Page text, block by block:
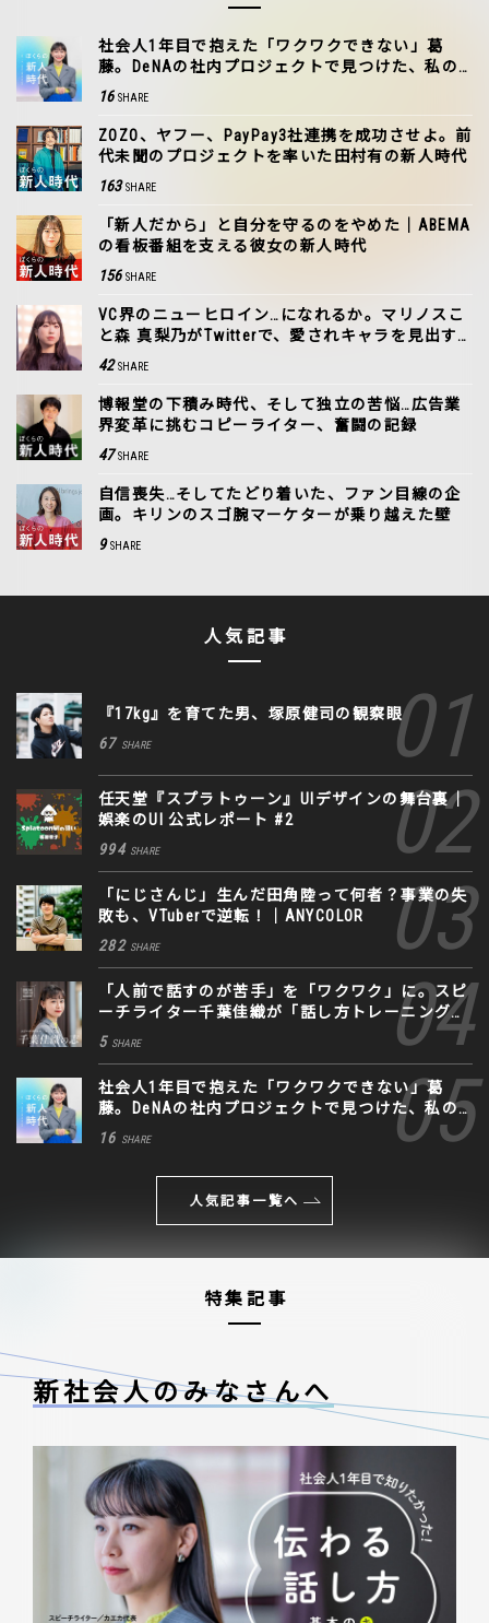
社会人1年目で抱えた「ワクワクできない」葛
藤。DeNAの社内プロジェクトで見つけた、私の
生きる道
16 SHARE
ZOZO、ヤフー、PayPay3社連携を成功させよ。前
代未聞のプロジェクトを率いた田村有の新人時代
163 SHARE
「新人だから」と自分を守るのをやめた｜ABEMA
の看板番組を支える彼女の新人時代
156 SHARE
VC界のニューヒロイン…になれるか。マリノスこ
と森 真梨乃がTwitterで、愛されキャラを見出す
まで
42 SHARE
博報堂の下積み時代、そして独立の苦悩…広告業
界変革に挑むコピーライター、奮闘の記録
47 SHARE
自信喪失…そしてたどり着いた、ファン目線の企
画。キリンのスゴ腕マーケターが乗り越えた壁
9 SHARE
人気記事
『17kg』を育てた男、塚原健司の観察眼
67 SHARE
任天堂『スプラトゥーン』UIデザインの舞台裏｜
娯楽のUI 公式レポート #2
994 SHARE
「にじさんじ」生んだ田角陸って何者？事業の失
敗も、VTuberで逆転！｜ANYCOLOR
282 SHARE
「人前で話すのが苦手」を「ワクワク」に。スピ
ーチライター千葉佳織が「話し方トレーニング」
に込めた思い
5 SHARE
社会人1年目で抱えた「ワクワクできない」葛
藤。DeNAの社内プロジェクトで見つけた、私の
生きる道
16 SHARE
人気記事一覧へ
特集記事
新社会人のみなさんへ